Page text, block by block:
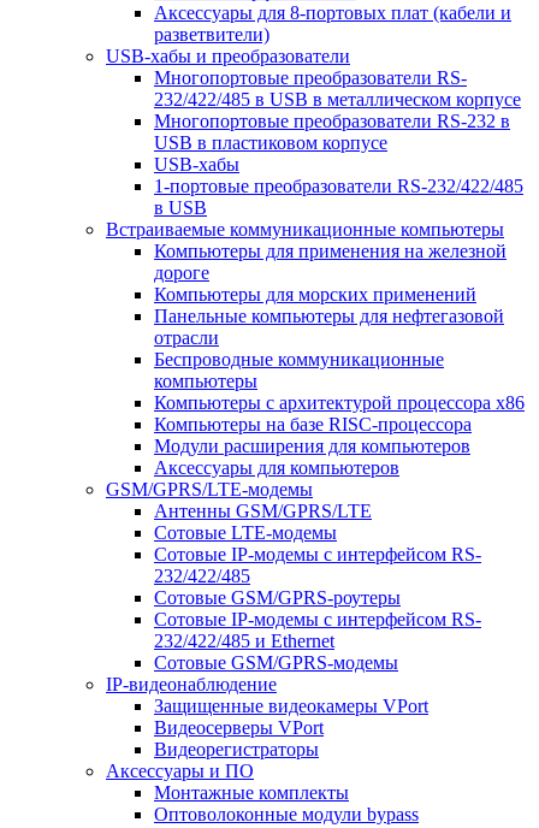
Аксессуары для 8-портовых плат (кабели и
разветвители)
USB-хабы и преобразователи
Многопортовые преобразователи RS-
232/422/485 в USB в металлическом корпусе
Многопортовые преобразователи RS-232 в
USB в пластиковом корпусе
USB-хабы
1-портовые преобразователи RS-232/422/485
в USB
Встраиваемые коммуникационные компьютеры
Компьютеры для применения на железной
дороге
Компьютеры для морских применений
Панельные компьютеры для нефтегазовой
отрасли
Беспроводные коммуникационные
компьютеры
Компьютеры с архитектурой процессора x86
Компьютеры на базе RISC-процессора
Модули расширения для компьютеров
Аксессуары для компьютеров
GSM/GPRS/LTE-модемы
Антенны GSM/GPRS/LTE
Сотовые LTE-модемы
Сотовые IP-модемы с интерфейсом RS-
232/422/485
Сотовые GSM/GPRS-роутеры
Сотовые IP-модемы с интерфейсом RS-
232/422/485 и Ethernet
Сотовые GSM/GPRS-модемы
IP-видеонаблюдение
Защищенные видеокамеры VPort
Видеосерверы VPort
Видеорегистраторы
Аксессуары и ПО
Монтажные комплекты
Оптоволоконные модули bypass